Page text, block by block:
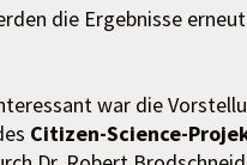
die Ergebnisse
war die
Citizen-Science-